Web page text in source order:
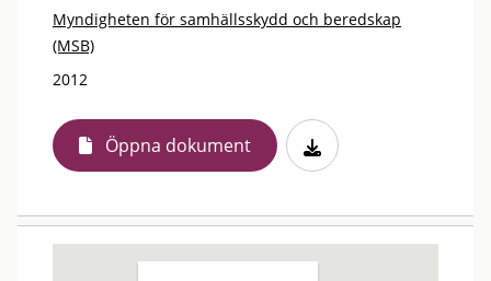
Myndigheten för samhällsskydd och beredskap
(MSB)
2012
Öppna dokument